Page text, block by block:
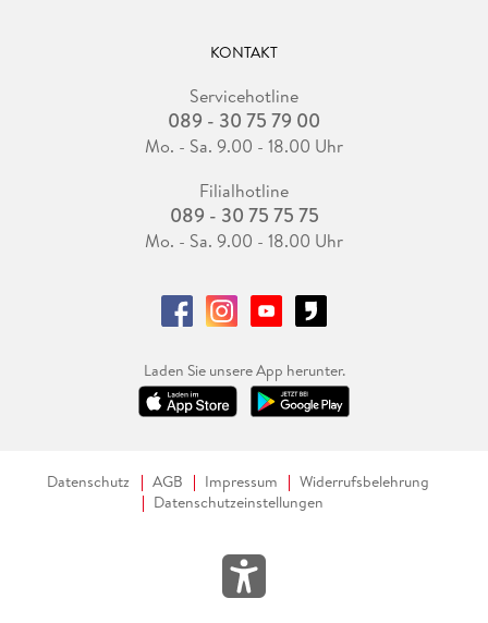
KONTAKT
Servicehotline
089 - 30 75 79 00
Mo. - Sa. 9.00 - 18.00 Uhr
Filialhotline
089 - 30 75 75 75
Mo. - Sa. 9.00 - 18.00 Uhr
Laden Sie unsere App herunter.
Datenschutz AGB Impressum
Widerrufsbelehrung
Datenschutzeinstellungen